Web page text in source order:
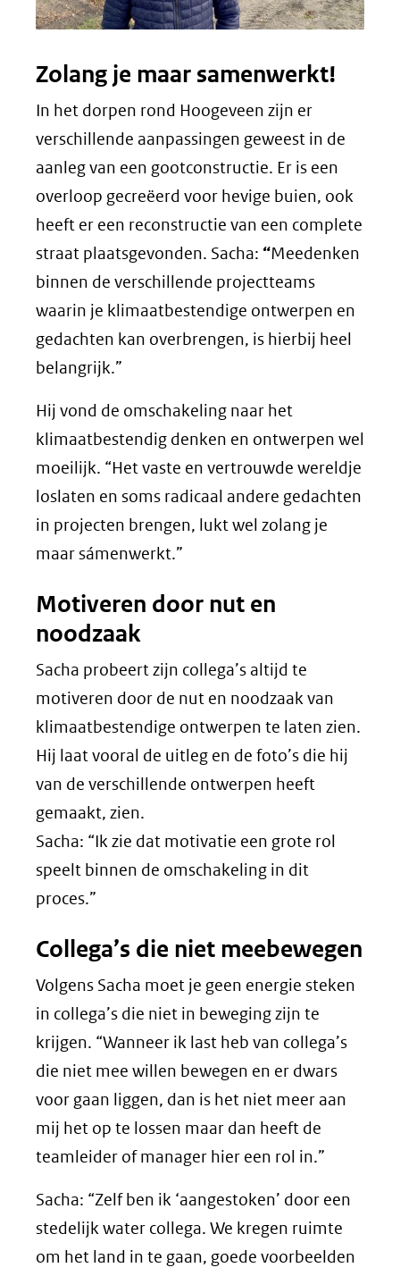
Zolang je maar samenwerkt!
In het dorpen rond Hoogeveen zijn er
verschillende aanpassingen geweest in de
aanleg van een gootconstructie. Er is een
overloop gecreëerd voor hevige buien, ook
heeft er een reconstructie van een complete
straat plaatsgevonden. Sacha: “Meedenken
binnen de verschillende projectteams
waarin je klimaatbestendige ontwerpen en
gedachten kan overbrengen, is hierbij heel
belangrijk.”
Hij vond de omschakeling naar het
klimaatbestendig denken en ontwerpen wel
moeilijk. “Het vaste en vertrouwde wereldje
loslaten en soms radicaal andere gedachten
in projecten brengen, lukt wel zolang je
maar sámenwerkt.”
Motiveren door nut en
noodzaak
Sacha probeert zijn collega’s altijd te
motiveren door de nut en noodzaak van
klimaatbestendige ontwerpen te laten zien.
Hij laat vooral de uitleg en de foto’s die hij
van de verschillende ontwerpen heeft
gemaakt, zien.
Sacha: “Ik zie dat motivatie een grote rol
speelt binnen de omschakeling in dit
proces.”
Collega’s die niet meebewegen
Volgens Sacha moet je geen energie steken
in collega’s die niet in beweging zijn te
krijgen. “Wanneer ik last heb van collega’s
die niet mee willen bewegen en er dwars
voor gaan liggen, dan is het niet meer aan
mij het op te lossen maar dan heeft de
teamleider of manager hier een rol in.”
Sacha: “Zelf ben ik ‘aangestoken’ door een
stedelijk water collega. We kregen ruimte
om het land in te gaan, goede voorbeelden